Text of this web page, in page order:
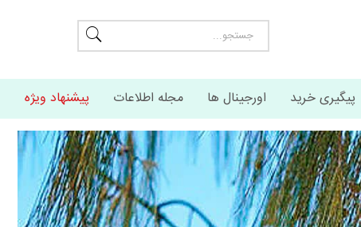
پیگیری خرید اورجینال ها مجله اطلاعات پیشنهاد ویژه